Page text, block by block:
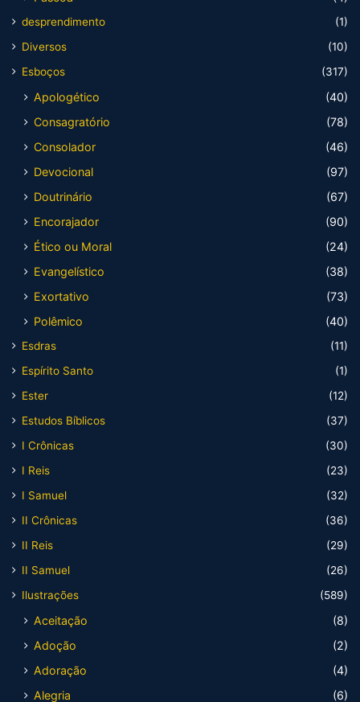
desprendimento
(1)
Diversos
(10)
Esboços
(317)
Apologético
(40)
Consagratório
(78)
Consolador
(46)
Devocional
(97)
Doutrinário
(67)
Encorajador
(90)
Ético ou Moral
(24)
Evangelístico
(38)
Exortativo
(73)
Polêmico
(40)
Esdras
(11)
Espírito Santo
(1)
Ester
(12)
Estudos Bíblicos
(37)
I Crônicas
(30)
I Reis
(23)
I Samuel
(32)
II Crônicas
(36)
II Reis
(29)
II Samuel
(26)
Ilustrações
(589)
Aceitação
(8)
Adoção
(2)
Adoração
(4)
Alegria
(6)